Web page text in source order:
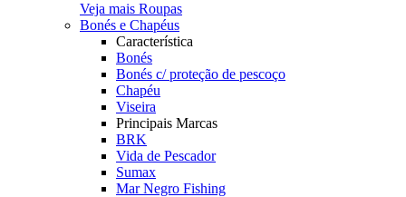
Veja mais Roupas
Bonés e Chapéus
Característica
Bonés
Bonés c/ proteção de pescoço
Chapéu
Viseira
Principais Marcas
BRK
Vida de Pescador
Sumax
Mar Negro Fishing